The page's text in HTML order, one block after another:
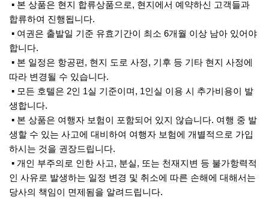
▪ 본 상품은 현지 합류상품으로, 현지에서 예약하신 고객들과
합류하여 진행됩니다.
▪ 여권은 출발일 기준 유효기간이 최소 6개월 이상 남아 있어야
합니다.
▪ 본 일정은 항공편, 현지 도로 사정, 기후 등 기타 현지 사정에
따라 변경될 수 있습니다.
▪ 모든 호텔은 2인 1실 기준이며, 1인실 이용 시 추가비용이 발
생합니다.
▪ 본 상품은 여행자 보험이 포함되어 있지 않습니다. 여행 중 발
생할 수 있는 사고에 대비하여 여행자 보험에 개별적으로 가입
하시는 것을 권장드립니다.
▪ 개인 부주의로 인한 사고, 분실, 또는 천재지변 등 불가항력적
인 사유로 발생하는 일정 변경 및 취소에 따른 손해에 대해서는
당사의 책임이 면제됨을 알려드립니다.